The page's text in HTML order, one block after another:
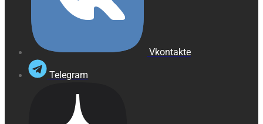
Vkontakte
Telegram